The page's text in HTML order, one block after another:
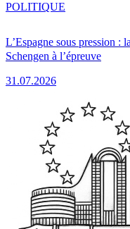
L’Espagne sous pression :
Schengen à l’épreuve
31.07.2026
POLITIQUE